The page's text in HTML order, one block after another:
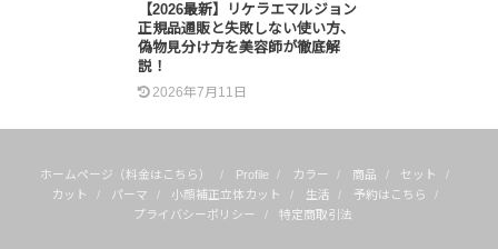
【2026最新】リケラエマルジョン
正規品通販と失敗しない使い方、
偽物見分け方を美容師が徹底解
説！
2026年7月11日
ホームページ（料金はこちら） Profile カラー 商品
セット
カット
パーマ 小顔補正立体カット 生活
予約はこちら
プライバシーポリシー
特定商取引法